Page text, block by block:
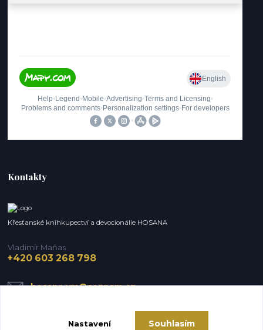
Kontakty
Křesťanské knihkupectví a devocionálie HOSANA
Vladimír Maňas
+420 603 268 798
hosana.vm@seznam.cz
Nastavení Souhlasím